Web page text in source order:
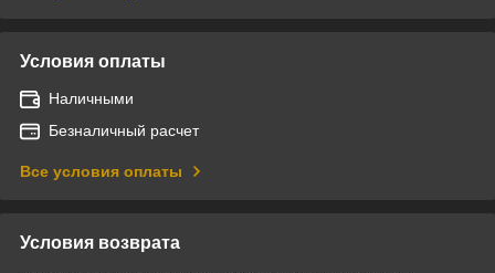
Условия оплаты
Наличными
Безналичный расчет
Все условия оплаты
Условия возврата